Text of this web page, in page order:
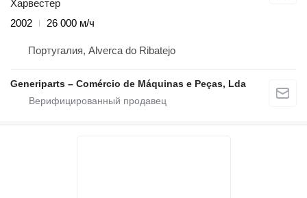
Харвестер
2002
26 000 м/ч
Португалия, Alverca do Ribatejo
Generiparts – Comércio de Máquinas e Peças, Lda